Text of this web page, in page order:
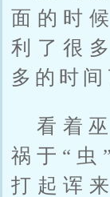
面的时
利了很
多的时间
看着
祸于“虫
打起诨